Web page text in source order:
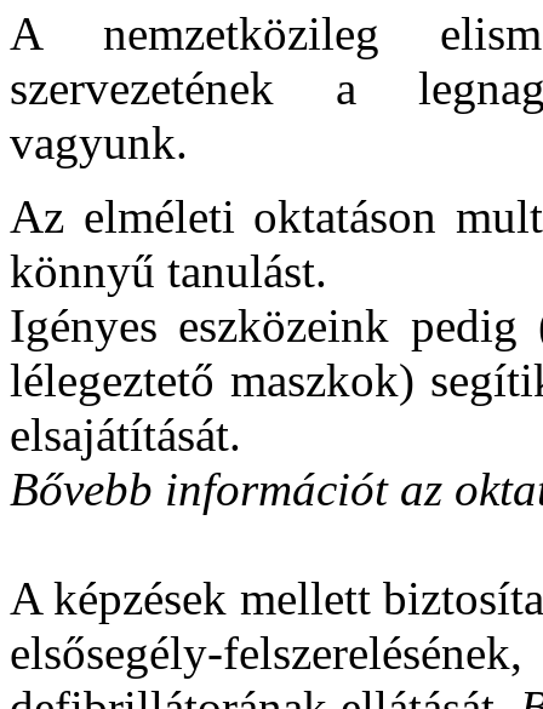
A nemzetközileg
szervezetének a
vagyunk.
Az elméleti oktatáson
könnyű tanulást.
Igényes eszközeink
lélegeztető maszkok)
elsajátítását.
Bővebb információt az
A képzések mellett
elsősegély-